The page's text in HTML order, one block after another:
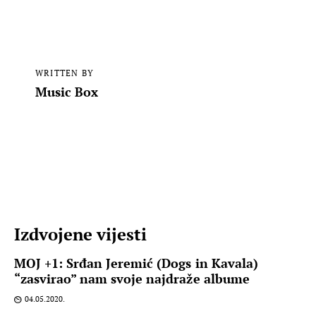
WRITTEN BY
Music Box
Izdvojene vijesti
MOJ +1: Srđan Jeremić (Dogs in Kavala)
“zasvirao” nam svoje najdraže albume
04.05.2020.